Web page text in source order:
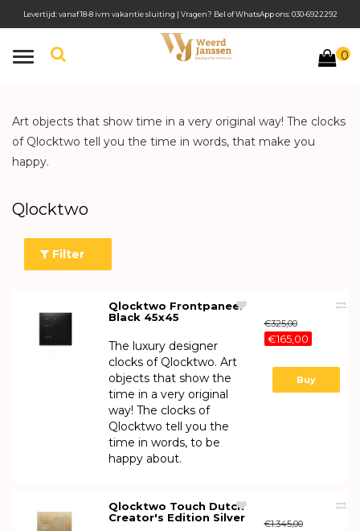
Toggle
0
Levertijd: vanaf 18-8 ivm vakantie sluiting | Vragen? Bel of WhatsApp ons: 030-6922292
Art objects that show time in a very original way! The clocks
of Qlocktwo tell you the time in words, that make you
happy.
Qlocktwo
Filter
Qlocktwo Frontpaneel
Black 45x45
The luxury designer
clocks of Qlocktwo. Art
objects that show the
time in a very original
way! The clocks of
Qlocktwo tell you the
time in words, to be
happy about.
€325,00
€165,00
Buy
Qlocktwo Touch Dutch
Creator's Edition Silver
€1.345,00